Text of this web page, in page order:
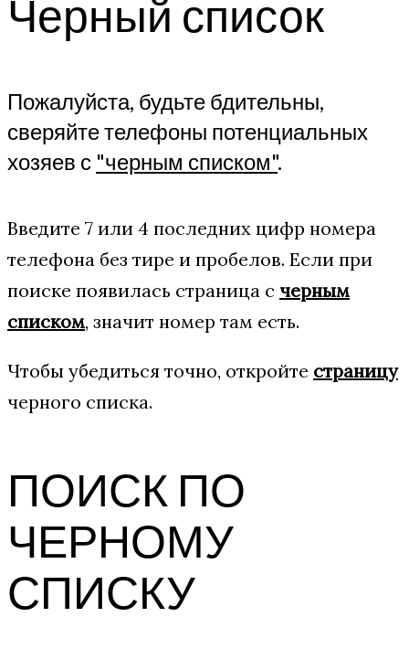
Черный список
Пожалуйста, будьте бдительны,
сверяйте телефоны потенциальных
хозяев с "черным списком".
Введите 7 или 4 последних цифр номера
телефона без тире и пробелов. Если при
поиске появилась страница с черным
списком, значит номер там есть.
Чтобы убедиться точно, откройте страницу
черного списка.
ПОИСК ПО
ЧЕРНОМУ
СПИСКУ